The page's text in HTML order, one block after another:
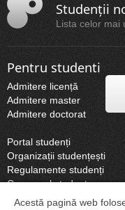
Studenții
Lista celor mai
Pentru studenti
Admitere licență
Admitere master
Admitere doctorat
Portal studenți
Organizații studențești
Regulamente studenți
Campusul studențesc
Biblioteca
Acestă pagină web